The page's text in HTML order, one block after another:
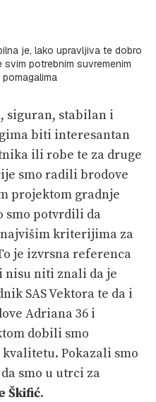
je, lako upravljiva te dobro
potrebnim suvremenim
siguran, stabilan i
biti interesantan
ili robe te za druge
smo radili brodove
projektom gradnje
smo potvrdili da
kriterijima za
je izvrsna referenca
nisu niti znali da je
SAS Vektora te da i
Adriana 36 i
dobili smo
Pokazali smo
smo u utrci za
Škifić.